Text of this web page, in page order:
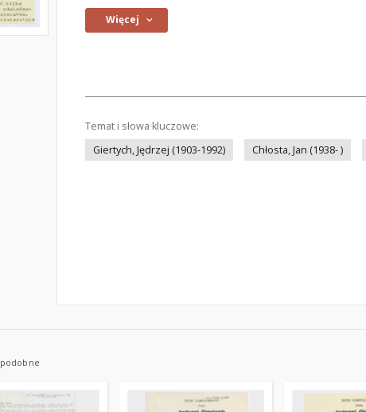
Więcej
Temat i słowa kluczowe:
Giertych, Jędrzej (1903-1992)
Chłosta, Jan (1938- )
podobne